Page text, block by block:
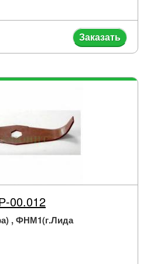
Заказать
00.012
, ФНМ1(г.Лида